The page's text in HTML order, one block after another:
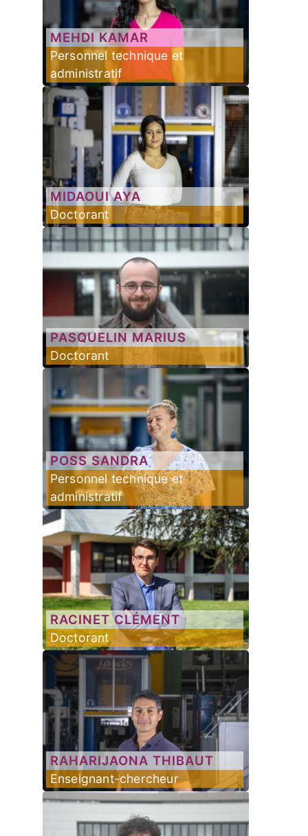
MEHDI KAMAR
Personnel technique et
administratif
MIDAOUI AYA
Doctorant
PASQUELIN MARIUS
Doctorant
POSS SANDRA
Personnel technique et
administratif
RACINET CLÉMENT
Doctorant
RAHARIJAONA THIBAUT
Enseignant-chercheur